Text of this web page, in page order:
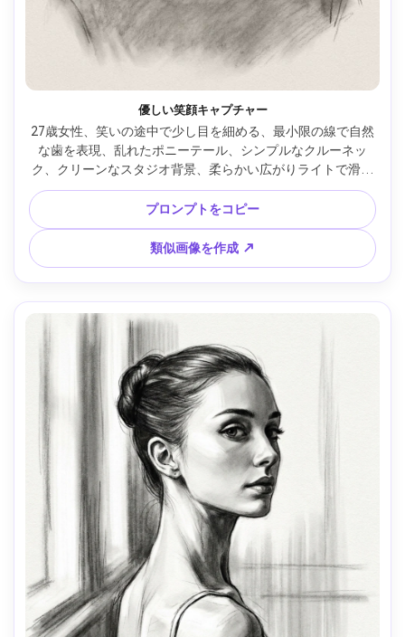
優しい笑顔キャプチャー
27歳女性、笑いの途中で少し目を細める、最小限の線で自然
な歯を表現、乱れたポニーテール、シンプルなクルーネッ
ク、クリーンなスタジオ背景、柔らかい広がりライトで滑ら
かな明暗、頬の優しいスミア、コントロールされた線の抑
制、生き生きとした温かいムード、リアルなプロポーショ
ン、85mmレンズ、浅い被写界深度 --ar 4:5
プロンプトをコピー
類似画像を作成 ↗